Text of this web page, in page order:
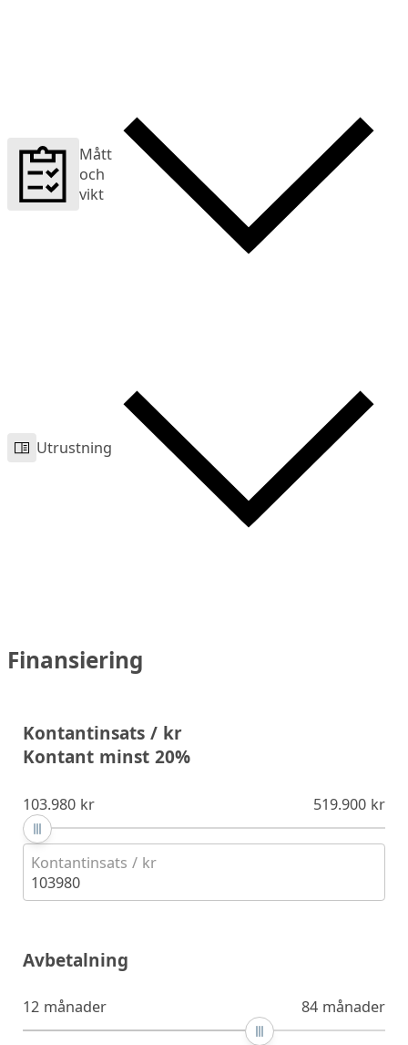
Mått
och
vikt
Utrustning
Finansiering
Kontantinsats / kr
Kontant minst 20%
103.980 kr 519.900 kr
Kontantinsats / kr
103980
Avbetalning
12 månader 84 månader